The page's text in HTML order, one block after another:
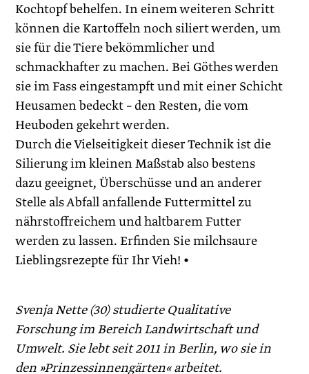
Kochtopf behelfen. In einem weiteren Schritt
können die Kartoffeln noch siliert werden, um
sie für die Tiere bekömmlicher und
schmackhafter zu machen. Bei Göthes werden
sie im Fass eingestampft und mit einer Schicht
Heusamen bedeckt – den Resten, die vom
Heuboden gekehrt werden.
Durch die Vielseitigkeit dieser Technik ist die
Silierung im kleinen Maßstab also bestens
dazu geeignet, Überschüsse und an anderer
Stelle als Abfall anfallende Futtermittel zu
nährstoffreichem und haltbarem Futter
werden zu lassen. Erfinden Sie milchsaure
Lieblingsrezepte für Ihr Vieh! •
Svenja Nette (30) studierte Qualitative
Forschung im Bereich Landwirtschaft und
Umwelt. Sie lebt seit 2011 in Berlin, wo sie in
den »Prinzessinnengärten« arbeitet.